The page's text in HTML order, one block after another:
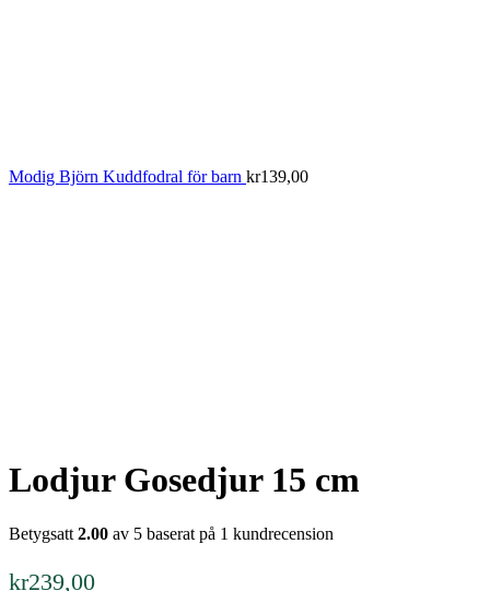
Modig Björn Kuddfodral för barn kr139,00
Lodjur Gosedjur 15 cm
Betygsatt 2.00 av 5 baserat på 1 kundrecension
kr239,00